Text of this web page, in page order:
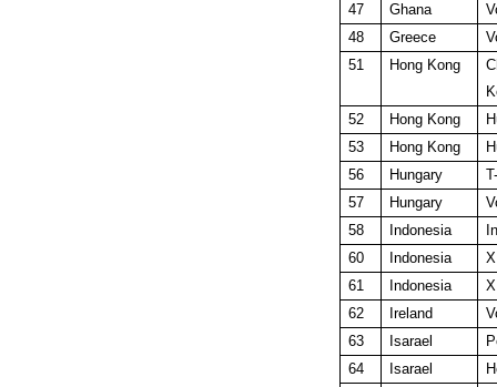
47
Ghana
48
Greece
51
Hong Kong
52
Hong Kong
53
Hong Kong
56
Hungary
57
Hungary
58
Indonesia
60
Indonesia
61
Indonesia
62
Ireland
63
Isarael
64
Isarael